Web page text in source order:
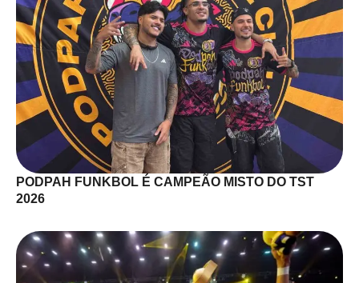
PODPAH FUNKBOL É CAMPEÃO MISTO DO TST
2026